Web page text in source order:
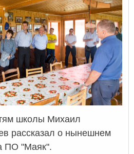
школы Михаил
рассказал о нынешнем
ПО "Маяк".